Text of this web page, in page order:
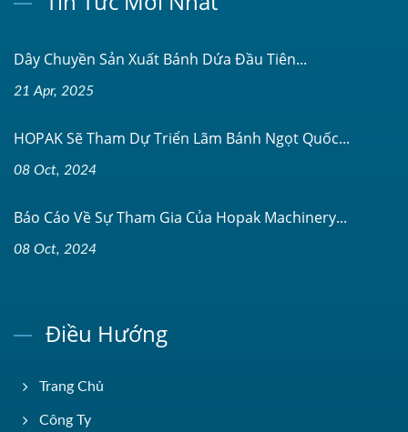
Dây Chuyền Sản Xuất Bánh Dứa Đầu Tiên...
21 Apr, 2025
HOPAK Sẽ Tham Dự Triển Lãm Bánh Ngọt Quốc...
08 Oct, 2024
Báo Cáo Về Sự Tham Gia Của Hopak Machinery...
08 Oct, 2024
Điều Hướng
Trang Chủ
Công Ty